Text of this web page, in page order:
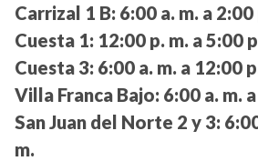
Carrizal 1 B: 6:00 a. m. a 2:00
Cuesta 1: 12:00 p. m. a 5:00
Cuesta 3: 6:00 a. m. a 12:00
Villa Franca Bajo: 6:00 a. m.
San Juan del Norte 2 y 3:
m.